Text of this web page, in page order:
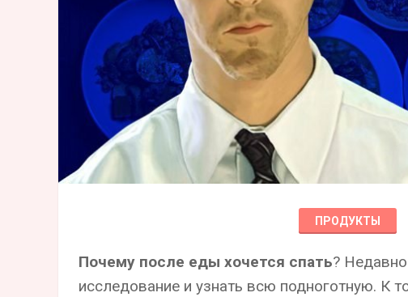
ПРОДУКТЫ
Почему после еды хочется спать?
исследование и узнать всю подноготную. К